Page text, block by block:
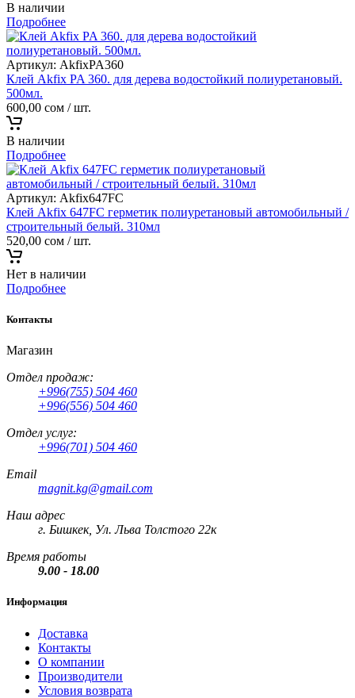
В наличии
Подробнее
Артикул: AkfixPA360
Клей Akfix PA 360. для дерева водостойкий полиуретановый.
500мл.
600,00 сом / шт.
В наличии
Подробнее
Артикул: Akfix647FC
Клей Akfix 647FC герметик полиуретановый автомобильный /
строительный белый. 310мл
520,00 сом / шт.
Нет в наличии
Подробнее
Контакты
Магазин
Отдел продаж:
+996(755) 504 460
+996(556) 504 460
Отдел услуг:
+996(701) 504 460
Email
magnit.kg@gmail.com
Наш адрес
г. Бишкек, Ул. Льва Толстого 22к
Время работы
9.00 - 18.00
Информация
Доставка
Контакты
О компании
Производители
Условия возврата